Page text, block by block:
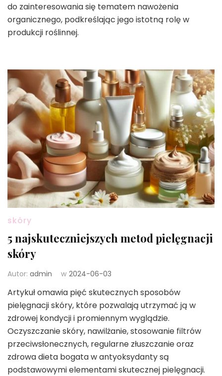
do zainteresowania się tematem nawożenia
organicznego, podkreślając jego istotną rolę w
produkcji roślinnej.
skóry
5 najskuteczniejszych metod pielęgnacji
skóry
Autor: admin w 2024-06-03
Artykuł omawia pięć skutecznych sposobów
pielęgnacji skóry, które pozwalają utrzymać ją w
zdrowej kondycji i promiennym wyglądzie.
Oczyszczanie skóry, nawilżanie, stosowanie filtrów
przeciwsłonecznych, regularne złuszczanie oraz
zdrowa dieta bogata w antyoksydanty są
podstawowymi elementami skutecznej pielęgnacji.